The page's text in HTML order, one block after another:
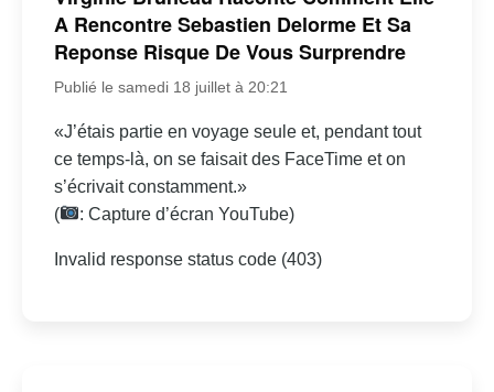
A Rencontre Sebastien Delorme Et Sa
Reponse Risque De Vous Surprendre
Publié le samedi 18 juillet à 20:21
«J’étais partie en voyage seule et, pendant tout
ce temps-là, on se faisait des FaceTime et on
s’écrivait constamment.»
(
: Capture d’écran YouTube)
Invalid response status code (403)